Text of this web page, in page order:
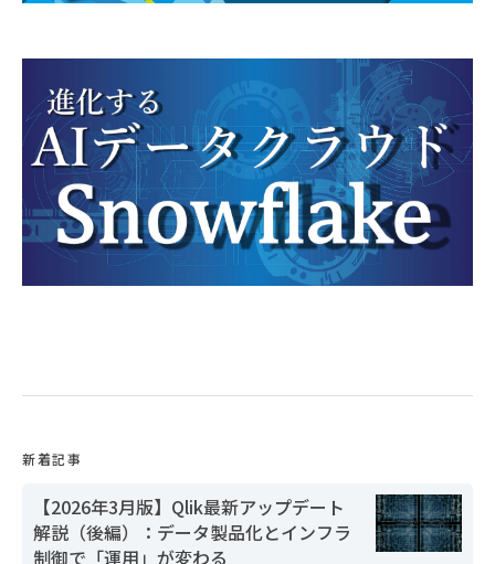
新着記事
【2026年3月版】Qlik最新アップデート
解説（後編）：データ製品化とインフラ
制御で「運用」が変わる